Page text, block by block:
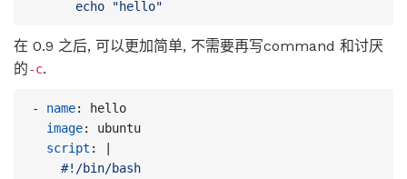
      echo "hello"
在 0.9 之后, 可以更加简单, 不需要再写command 和讨厌
的-c.
- name:
hello
image:
ubuntu
script :
|